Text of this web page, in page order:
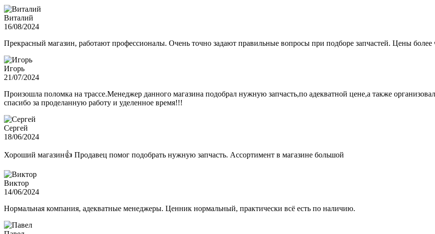
Виталий
16/08/2024
Прекрасный магазин, работают профессионалы. Очень точно задают правильные вопросы при подборе запчастей. Цены
Игорь
21/07/2024
Произошла поломка на трассе.Менеджер данного магазина подобрал нужную запчасть,по адекватной цене,а также
спасибо за проделанную работу и уделенное время!!!
Сергей
18/06/2024
Хороший магазин👍 Продавец помог подобрать нужную запчасть. Ассортимент в магазине большой
Виктор
14/06/2024
Нормальная компания, адекватные менеджеры. Ценник нормальный, практически всё есть по наличию.